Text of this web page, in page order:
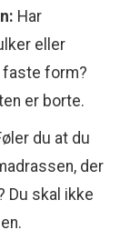
Har
eller
faste form?
er borte.
du at du
der
Du skal ikke